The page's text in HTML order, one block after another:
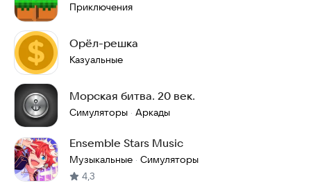
Приключения
Орёл-решка
Казуальные
Морская битва. 20 век.
Симуляторы · Аркады
Ensemble Stars Music
Музыкальные · Симуляторы
4,3